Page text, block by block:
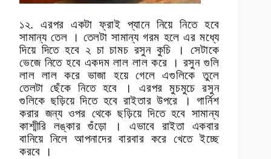
১২. এরপর একটা ফ্রাই প্যানে নিয়ে নিতে হবে
সামান্য তেল । তেলটা সামান্য গরম হলে এর মধ্যে
দিয়ে দিতে হবে ২ চা চামচ রসুন কুচি । সেটাকে
ভেজে নিতে হবে একদম লাল লাল করে । রসুন গুলি
লাল লাল করে ভাজা হয়ে গেলে এগুলিকে তুলে
তেলটা ছেঁকে নিতে হবে । এরপর মুচমুচে রসুন
গুলিকে ছড়িয়ে দিতে হবে রাইতার উপরে । গার্নিশ
করার জন্য ওপর থেকে ছড়িয়ে দিতে হবে সামান্য
কাশ্মীরি লঙ্কার গুঁড়ো । এভাবে রাইতা একবার
বানিয়ে নিলে আপনাদের বারবার করে খেতে ইচ্ছে
করবে ।